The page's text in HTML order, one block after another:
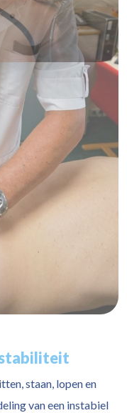
staan, lopen en
van een instabiel